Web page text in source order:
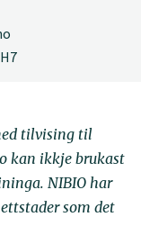
tilvising til
kan ikkje brukast
NIBIO har
som det